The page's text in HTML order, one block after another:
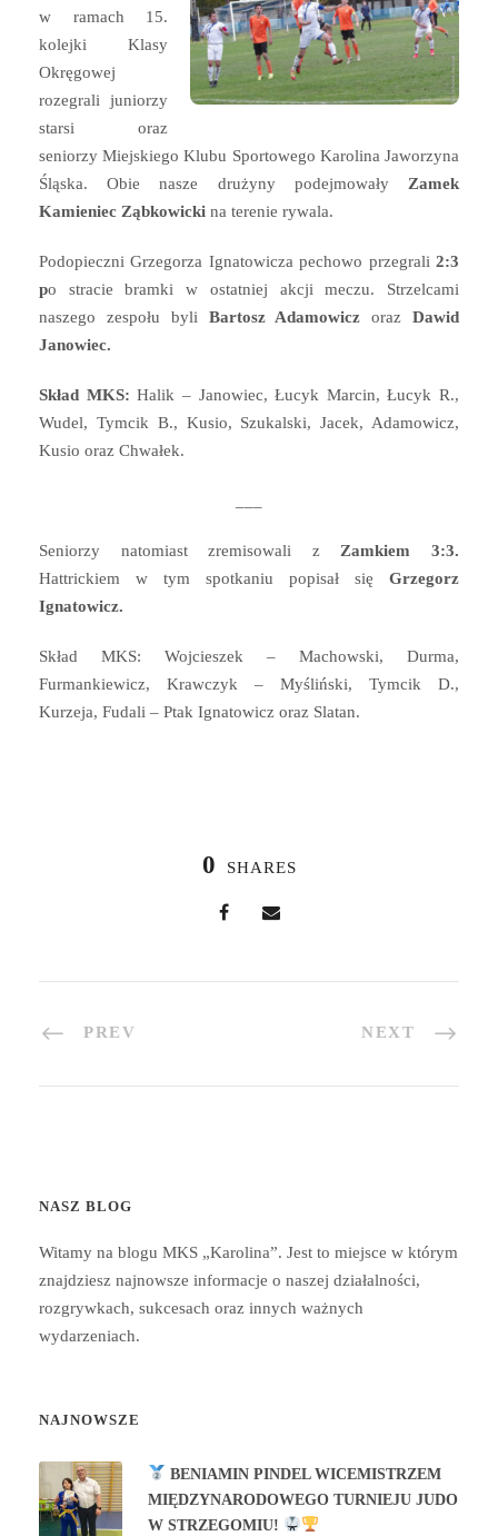
w ramach 15.
kolejki Klasy
Okręgowej
rozegrali juniorzy
starsi oraz
seniorzy Miejskiego Klubu Sportowego Karolina Jaworzyna
Śląska. Obie nasze drużyny podejmowałyZamek
Kamieniec Ząbkowicki na terenie rywala.
Podopieczni Grzegorza Ignatowicza pechowo przegrali2:3
po stracie bramki w ostatniej akcji meczu. Strzelcami
naszego zespołu byli Bartosz Adamowicz orazDawid
Janowiec.
Skład MKS: Halik – Janowiec, Łucyk Marcin, Łucyk R.,
Wudel, Tymcik B., Kusio, Szukalski, Jacek, Adamowicz,
Kusio oraz Chwałek.
Seniorzy natomiast zremisowali zZamkiem 3:3.
Hattrickiem w tym spotkaniu popisał się Grzegorz
Ignatowicz.
Skład MKS: Wojcieszek – Machowski, Durma,
Furmankiewicz, Krawczyk – Myśliński, Tymcik D.,
Kurzeja, Fudali – Ptak Ignatowicz oraz Slatan.
0 SHARES
PREV NEXT
NASZ BLOG
Witamy na blogu MKS „Karolina”. Jest to miejsce w którym
znajdziesz najnowsze informacje o naszej działalności,
rozgrywkach, sukcesach oraz innych ważnych
wydarzeniach.
NAJNOWSZE
BENIAMIN PINDEL WICEMISTRZEM
MIĘDZYNARODOWEGO TURNIEJU JUDO
W STRZEGOMIU!